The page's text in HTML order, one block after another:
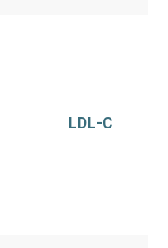
LDL-C